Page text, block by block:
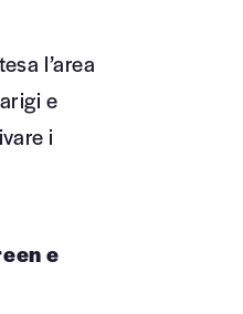
l’area
e
i
e